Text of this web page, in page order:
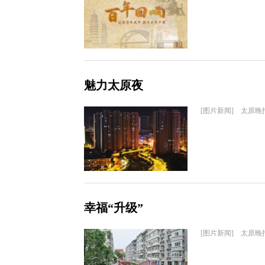
魅力太原夜
[图片新闻] 太原晚
幸福“升级”
[图片新闻] 太原晚